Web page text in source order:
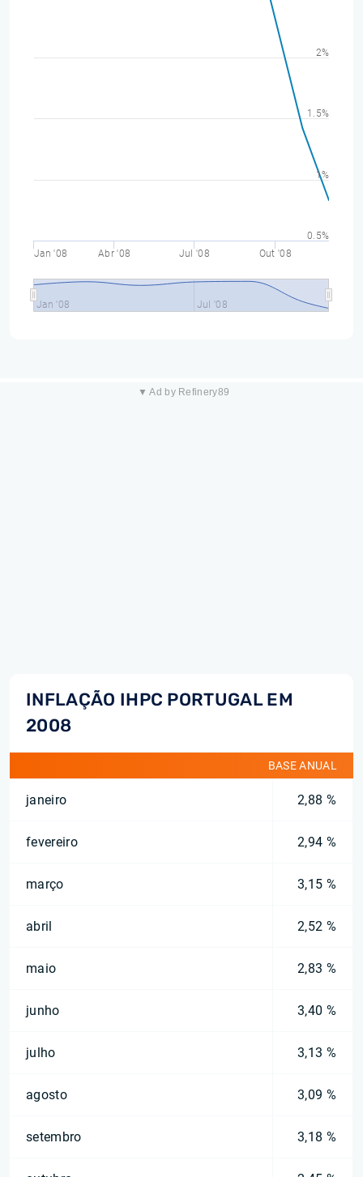
Jan '08 Abr '08 Jul '08 Out '08
Jan '08 Jul '08
0.5%
1%
1.5%
2%
▼ Ad by Refinery89
INFLAÇÃO IHPC PORTUGAL EM
2008
BASE ANUAL
janeiro 2,88 %
fevereiro 2,94 %
março 3,15 %
abril 2,52 %
maio 2,83 %
junho 3,40 %
julho 3,13 %
agosto 3,09 %
setembro 3,18 %